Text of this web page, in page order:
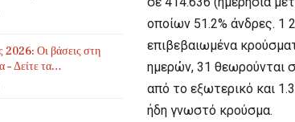
2026: Οι βάσεις στη
– Δείτε τα…
οποίων 51.2% άνδρες. 1
επιβεβαιωμένα
ημερών, 31 θεωρούνται
από το εξωτερικό και
ήδη γνωστό κρούσμα.